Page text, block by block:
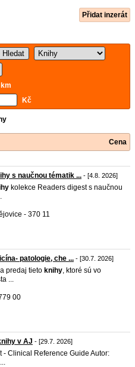
Přidat inzerát
km
Kč
Cena
s naučnou tématik ... - [4.8. 2026]
kolekce Readers digest s naučnou
- 370 11
patologie, che ... - [30.7. 2026]
predaj tieto knihy, ktoré sú vo
...
00
v AJ - [29.7. 2026]
- Clinical Reference Guide Autor: